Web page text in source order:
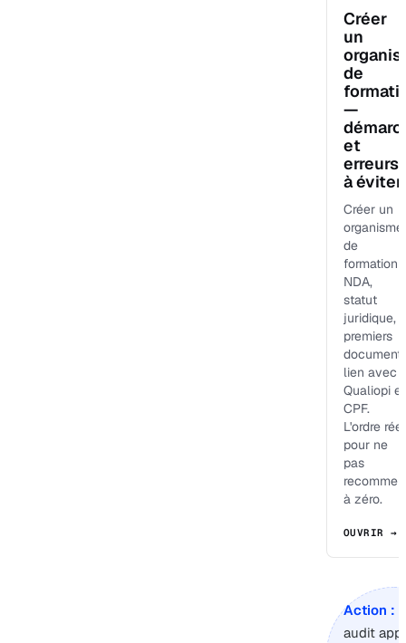
Créer
un
de
—
et
erreurs
à éviter
Créer un
organisme
de
formation :
NDA,
statut
juridique,
premiers
lien avec
Qualiopi et
CPF.
L'ordre réel
pour ne
pas
à zéro.
OUVRIR →
Action :
audit